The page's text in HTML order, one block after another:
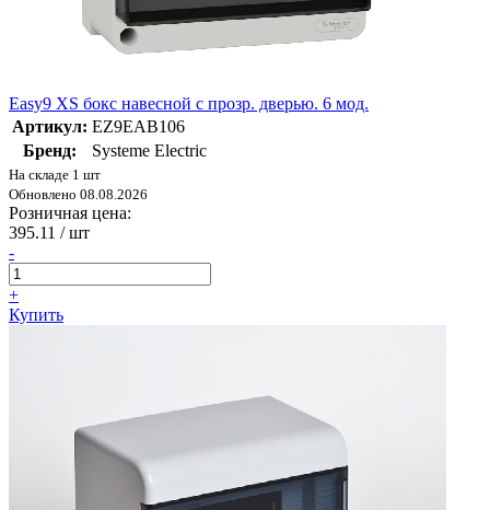
Easy9 XS бокс навесной с прозр. дверью. 6 мод.
Артикул: EZ9EAB106
Бренд:
Systeme Electric
На складе 1 шт
Обновлено 08.08.2026
Розничная цена:
395.11 / шт
-
+
Купить